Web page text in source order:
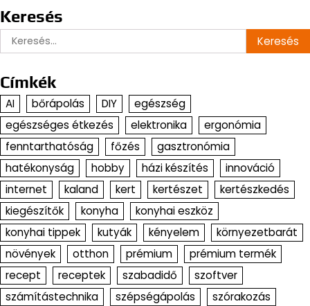
Keresés
Keresés:
Címkék
AI bőrápolás DIY
egészség
egészséges étkezés
elektronika
ergonómia
fenntarthatóság
főzés
gasztronómia
hatékonyság
hobby házi készítés
innováció
internet
kaland kert kertészet
kertészkedés
kiegészítők
konyha
konyhai eszköz
konyhai tippek
kutyák kényelem
környezetbarát
növények
otthon prémium
prémium termék
recept
receptek szabadidő
szoftver
számítástechnika
szépségápolás
szórakozás